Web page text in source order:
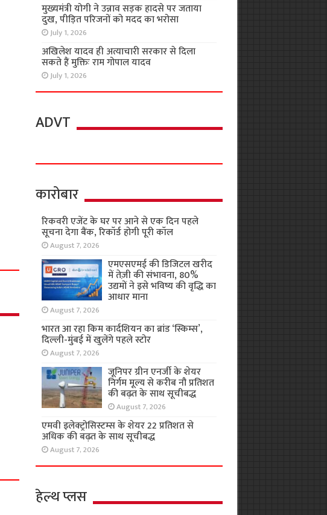
मुख्यमंत्री योगी ने उन्नाव सड़क हादसे पर जताया
दुख, पीड़ित परिजनों को मदद का भरोसा
July 1, 2026
अखिलेश यादव ही अत्याचारी सरकार से दिला
सकते हैं मुक्तिः राम गोपाल यादव
July 1, 2026
ADVT
कारोबार
रिकवरी एजेंट के घर पर आने से एक दिन पहले
सूचना देगा बैंक, रिकॉर्ड होगी पूरी कॉल
August 7, 2026
एमएसएमई की डिजिटल खरीद
में तेज़ी की संभावना, 80%
उद्यमों ने इसे भविष्य की वृद्धि का
आधार माना
August 7, 2026
भारत आ रहा किम कार्दशियन का ब्रांड ‘स्किम्स’,
दिल्ली-मुंबई में खुलेंगे पहले स्टोर
August 7, 2026
जूनिपर ग्रीन एनर्जी के शेयर
निर्गम मूल्य से करीब नौ प्रतिशत
की बढ़त के साथ सूचीबद्ध
August 7, 2026
एमवी इलेक्ट्रोसिस्टम्स के शेयर 22 प्रतिशत से
अधिक की बढ़त के साथ सूचीबद्ध
August 7, 2026
हेल्थ प्लस